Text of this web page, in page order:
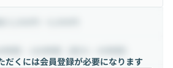
だくには会員登録が必要になります